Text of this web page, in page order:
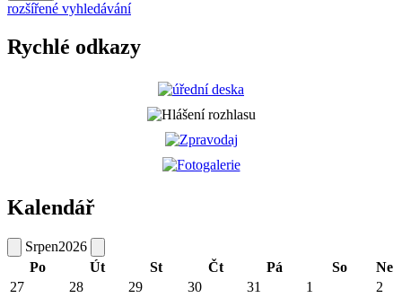
rozšířené vyhledávání
Rychlé odkazy
Kalendář
Srpen2026
Po
Út St Čt Pá So
Ne
27
28 29 30 31 1
2